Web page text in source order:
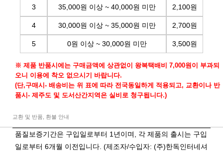
3 35,000원 이상 ~ 40,000원 미만 2,100원
4 30,000원 이상 ~ 35,000원 미만 2,700원
5 0원 이상 ~ 30,000원 미만 3,500원
※ 제품 반품시에는 구매금액에 상관없이 왕복택배비 7,000원이 부과되
오니 이용에 착오 없으시기 바랍니다.
(단,구매시- 배송비는 위 표에 따라 전국동일하게 적용되고, 교환이나 반
품시- 제주도 및 도서산간지역은 실비로 청구됩니다.)
교환 및 반품, 환불 안내
품질보증기간은 구입일로부터 1년이며, 각 제품의 출시는 구입
일로부터 6개월 이전입니다. (제조자/수입자: (주)한독인터네셔